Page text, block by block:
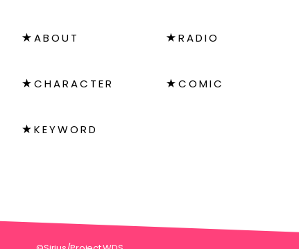
ABOUT
CHARACTER
KEYWORD
RADIO
COMIC